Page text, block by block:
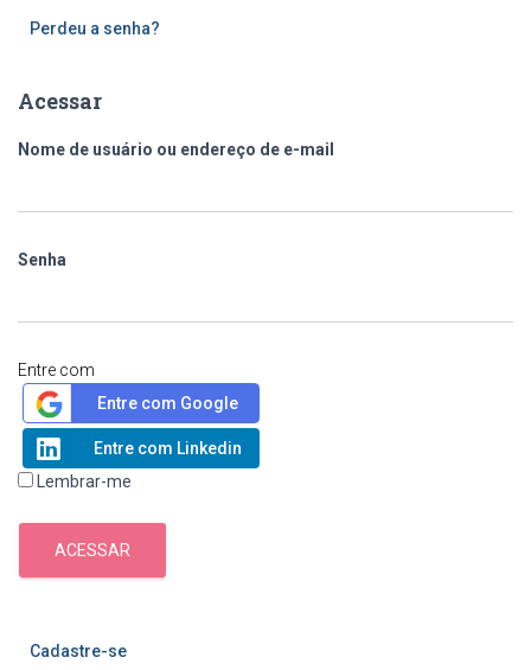
Perdeu a senha?
Acessar
Nome de usuário ou endereço de e-mail
Senha
Entre com
Entre com Google
Entre com Linkedin
Lembrar-me
ACESSAR
Cadastre-se